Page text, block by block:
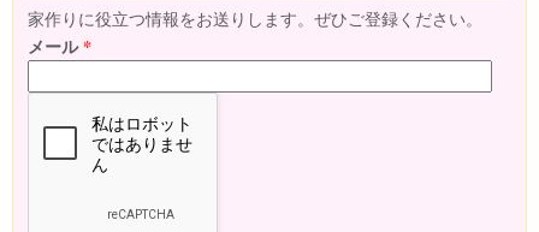
家作りに役立つ情報をお送りします。ぜひご登録ください。
メール*